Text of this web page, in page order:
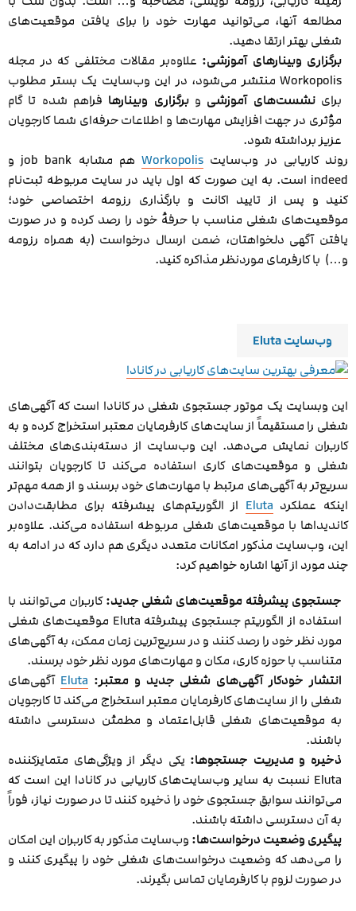
مطالعه آنها، می‌توانید مهارت خود را برای یافتن موقعیت‌های
شغلی بهتر ارتقا دهید.
برگزاری وبینارهای آموزشی: علاوه‌بر مقالات مختلفی که در مجله
Workopolis منتشر می‌شود، در این وب‌سایت یک بستر مطلوب
براینشست‌های آموزشی وبرگزاری وبینارها فراهم شده تا گام
مؤثری در جهت افزایش مهارت‌ها و اطلاعات حرفه‌ای شما کارجویان
عزیز برداشته شود.
روند کاریابی در وب‌سایت‌ Workopolis
هم مشابه job bank و
indeed است. به این صورت که اول باید در سایت مربوطه ثبت‌نام
کنید و پس از تایید اکانت و بارگذاری رزومه اختصاصی خود؛
موقعیت‌های شغلی مناسب با حرفهٔ خود را رصد کرده و در صورت
یافتن آگهی دلخواهتان، ضمن ارسال درخواست (به همراه رزومه
و…) ‌ با کارفرمای موردنظر مذاکره کنید.
وب‌سایت Eluta
این وبسایت یک موتور جستجوی شغلی در کانادا است که آگهی‌های
شغلی را مستقیماً از سایت‌های کارفرمایان معتبر استخراج کرده و به
کاربران نمایش می‌دهد. این وب‌سایت از دسته‌بندی‌های مختلف
شغلی و موقعیت‌های کاری استفاده می‌کند تا کارجویان بتوانند
سریع‌تر به آگهی‌های مرتبط با مهارت‌های خود برسند و از همه مهم‌تر
اینکه عملکرد Eluta از الگوریتم‌های پیشرفته برای مطابقت‌دادن
کاندیداها با موقعیت‌های شغلی مربوطه استفاده می‌کند. علاوه‌بر
این، وب‌سایت مذکور امکانات متعدد دیگری هم دارد که در ادامه به
چند مورد از آنها اشاره خواهیم کرد:
جستجوی پیشرفته موقعیت‌های شغلی جدید:کاربران می‌توانند با
استفاده از الگوریتم جستجوی پیشرفته Eluta موقعیت‌های شغلی
مورد نظر خود را رصد کنند و در سریع‌ترین زمان ممکن، به آگهی‌های
متناسب با حوزه کاری، مکان و مهارت‌های مورد نظر خود برسند.
انتشار خودکار آگهی‌های شغلی جدید و معتبر: Eluta آگهی‌های
شغلی را از سایت‌های کارفرمایان معتبر استخراج می‌کند تا کارجویان
به موقعیت‌های شغلی قابل‌اعتماد و مطمئن دسترسی داشته
باشند.
ذخیره و مدیریت جستجوها: یکی دیگر از ویژگی‌های متمایزکننده
Eluta نسبت به سایر وب‌سایت‌های کاریابی در کانادا این است که
می‌توانند سوابق جستجوی خود را ذخیره کنند تا در صورت نیاز، فوراً
به آن دسترسی داشته باشند.
پیگیری وضعیت درخواست‌ها: وب‌سایت مذکور به کاربران این امکان
را می‌دهد که وضعیت درخواست‌های شغلی خود را پیگیری کنند و
در صورت لزوم با کارفرمایان تماس بگیرند.